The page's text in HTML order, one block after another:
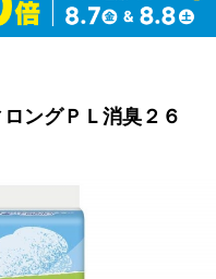
ングＰＬ消臭２６